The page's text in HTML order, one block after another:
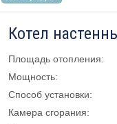
Площадь отопления:
Мощность:
Способ установки:
Камера сгорания: